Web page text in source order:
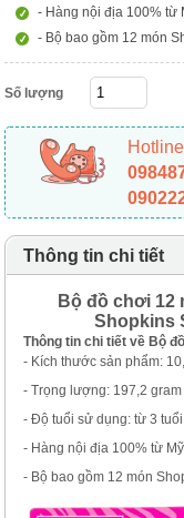
- Hàng nội địa 100% từ
- Bộ bao gồm 12 món
Số lượng
Thông tin chi tiết
Bộ đồ chơi 12
Shopkins
Thông tin chi tiết về Bộ
- Kích thước sản phẩm:
- Trọng lượng: 197,2 gram
- Độ tuổi sử dụng: từ 3
- Hàng nội địa 100% từ Mỹ
- Bộ bao gồm 12 món